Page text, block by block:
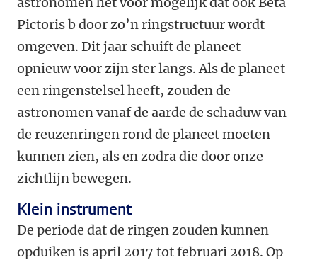
Pictoris b door zo’n ringstructuur wordt
omgeven. Dit jaar schuift de planeet
opnieuw voor zijn ster langs. Als de planeet
een ringenstelsel heeft, zouden de
astronomen vanaf de aarde de schaduw van
de reuzenringen rond de planeet moeten
kunnen zien, als en zodra die door onze
zichtlijn bewegen.
Klein instrument
De periode dat de ringen zouden kunnen
opduiken is april 2017 tot februari 2018. Op